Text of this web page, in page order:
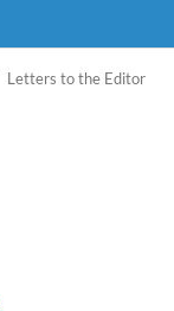
Letters to the Editor